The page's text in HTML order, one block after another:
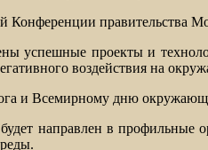
правительства
успешные проекты и
воздействия на
и Всемирному дню
направлен в профильные